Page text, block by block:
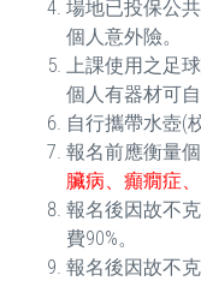
場地已投保公
個人意外險。
上課使用之足
個人有器材可自
自行攜帶水壺(
報名前應衡量
臟病、癲癇症
報名後因故不
費90%。
報名後因故不